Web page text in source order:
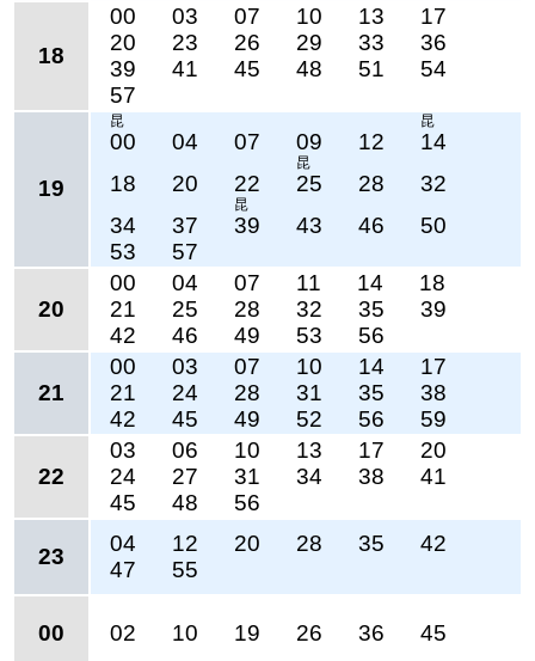
18
00 03 07 10 13
17
20
23 26 29 33
36
39
41 45 48 51
54
57
19
昆
00 04 07 09 12
昆
14
18
20 22
昆
25 28
32
34
37
昆
39 43 46
50
53
57
20
00 04 07 11 14
18
21
25 28 32 35
39
42
46 49 53 56
21
00 03 07 10 14
17
21
24 28 31 35
38
42
45 49 52 56 59
22
03 06 10 13 17
20
24
27 31 34 38
41
45
48 56
23
04 12 20 28 35
42
47
55
00 02 10 19 26 36 45